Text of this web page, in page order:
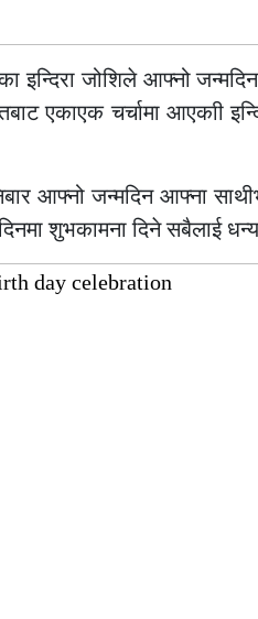
इन्दिरा जोशिले आफ्नो
एकाएक चर्चामा आएकाी
आफ्नो जन्मदिन आफ्ना
शुभकामना दिने सबैलाई